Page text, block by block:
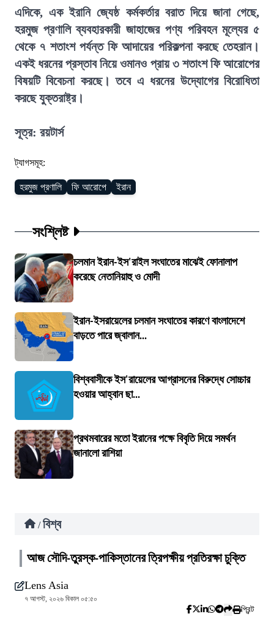
এদিকে, এক ইরানি জ্যেষ্ঠ কর্মকর্তার বরাত দিয়ে জানা গেছে,
হরমুজ প্রণালি ব্যবহারকারী জাহাজের পণ্য পরিবহন মূল্যের ৫
থেকে ৭ শতাংশ পর্যন্ত ফি আদায়ের পরিকল্পনা করছে তেহরান।
একই ধরনের প্রস্তাব নিয়ে ওমানও প্রায় ৩ শতাংশ ফি আরোপের
বিষয়টি বিবেচনা করছে। তবে এ ধরনের উদ্যোগের বিরোধিতা
করছে যুক্তরাষ্ট্র।
সূত্র: রয়টার্স
ট্যাগসমূহ:
হরমুজ প্রণালি ফি আরোপে ইরান
সংশ্লিষ্ট
চলমান ইরান-ইস'রাইল সংঘাতের মাঝেই ফোনালাপ
করেছে নেতানিয়াহু ও মোদী
ইরান-ইসরায়েলের চলমান সংঘাতের কারণে বাংলাদেশে
বাড়তে পারে জ্বালান...
বিশ্ববাসীকে ইস'রায়েলের আগ্রাসনের বিরুদ্ধে সোচ্চার
হওয়ার আহ্বান ছা...
প্রথমবারের মতো ইরানের পক্ষে বিবৃতি দিয়ে সমর্থন
জানালো রাশিয়া
/ বিশ্ব
আজ সৌদি-তুরস্ক-পাকিস্তানের ত্রিপক্ষীয় প্রতিরক্ষা চুক্তি
Lens Asia
৭ আগস্ট, ২০২৬ বিকাল ০৫:৫০
প্রিন্ট